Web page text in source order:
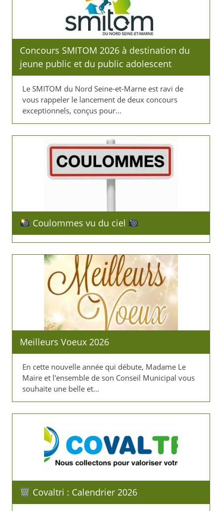
Concours SMITOM 2026 à destination du
jeune public et du public adolescent
Le SMITOM du Nord Seine-et-Marne est ravi de
vous rappeler le lancement de deux concours
exceptionnels, conçus pour...
Coulommes vu du ciel
Meilleurs Voeux 2026
En cette nouvelle année qui débute, Madame Le
Maire et l'ensemble de son Conseil Municipal vous
souhaite une belle et...
Covaltri : Calendrier 2026